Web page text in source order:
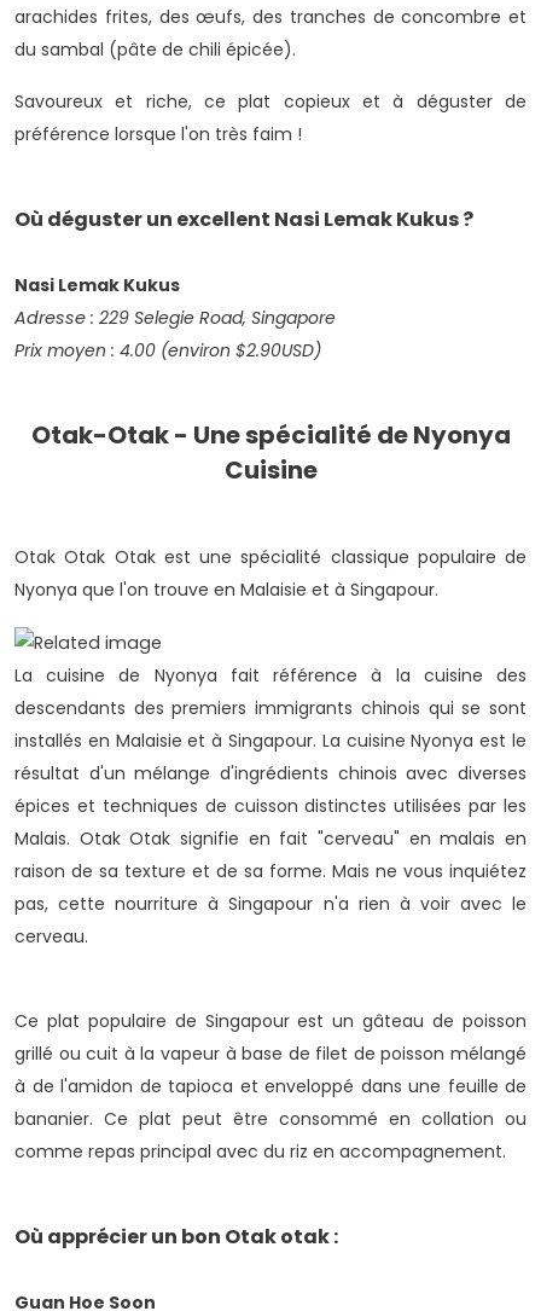
arachides frites, des œufs, des tranches de concombre et
du sambal (pâte de chili épicée).
Savoureux et riche, ce plat copieux et à déguster de
préférence lorsque l'on très faim !
Où déguster un excellent Nasi Lemak Kukus ?
Nasi Lemak Kukus
Adresse : 229 Selegie Road, Singapore
Prix moyen : 4.00 (environ $2.90USD)
Otak-Otak - Une spécialité de Nyonya
Cuisine
Otak Otak Otak est une spécialité classique populaire de
Nyonya que l'on trouve en Malaisie et à Singapour.
La cuisine de Nyonya fait référence à la cuisine des
descendants des premiers immigrants chinois qui se sont
installés en Malaisie et à Singapour. La cuisine Nyonya est le
résultat d'un mélange d'ingrédients chinois avec diverses
épices et techniques de cuisson distinctes utilisées par les
Malais. Otak Otak signifie en fait "cerveau" en malais en
raison de sa texture et de sa forme. Mais ne vous inquiétez
pas, cette nourriture à Singapour n'a rien à voir avec le
cerveau.
Ce plat populaire de Singapour est un gâteau de poisson
grillé ou cuit à la vapeur à base de filet de poisson mélangé
à de l'amidon de tapioca et enveloppé dans une feuille de
bananier. Ce plat peut être consommé en collation ou
comme repas principal avec du riz en accompagnement.
Où apprécier un bon Otak otak :
Guan Hoe Soon